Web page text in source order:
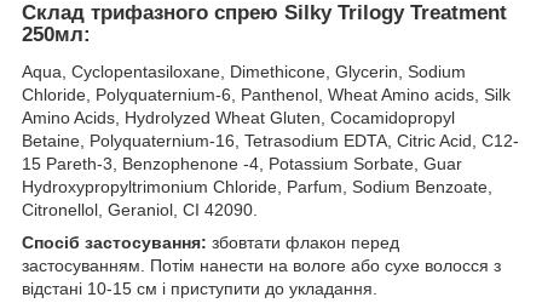
Склад трифазного спрею Silky Trilogy Treatment
250мл:
Aqua, Cyclopentasiloxane, Dimethicone, Glycerin, Sodium
Chloride, Polyquaternium-6, Panthenol, Wheat Amino acids, Silk
Amino Acids, Hydrolyzed Wheat Gluten, Cocamidopropyl
Betaine, Polyquaternium-16, Tetrasodium EDTA, Citric Acid, C12-
15 Pareth-3, Benzophenone -4, Potassium Sorbate, Guar
Hydroxypropyltrimonium Chloride, Parfum, Sodium Benzoate,
Citronellol, Geraniol, CI 42090.
Спосіб застосування: збовтати флакон перед
застосуванням. Потім нанести на вологе або сухе волосся з
відстані 10-15 см і приступити до укладання.